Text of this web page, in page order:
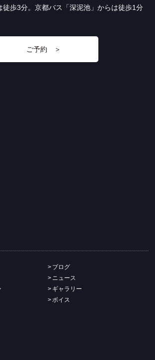
徒歩3分。京都バス「深泥池」からは徒歩1分
ご予約 ＞
ブログ
ニュース
ギャラリー
ボイス